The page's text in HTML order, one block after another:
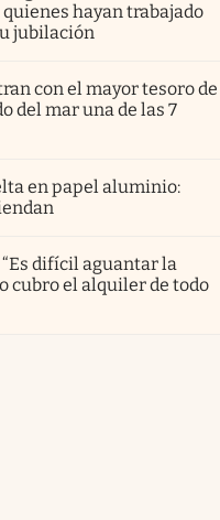
hayan trabajado
jubilación
con el mayor tesoro de
del mar una de las 7
en papel aluminio:
difícil aguantar la
cubro el alquiler de todo